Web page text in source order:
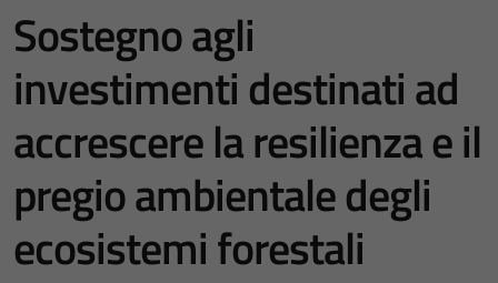
Sostegno agli
investimenti destinati ad
accrescere la resilienza e il
pregio ambientale degli
ecosistemi forestali